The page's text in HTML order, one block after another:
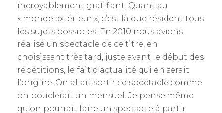
incroyablement gratifiant. Quant au
« monde extérieur », c’est là que résident tous
les sujets possibles. En 2010 nous avions
réalisé un spectacle de ce titre, en
choisissant très tard, juste avant le début des
répétitions, le fait d’actualité qui en serait
l’origine. On allait sortir ce spectacle comme
on bouclerait un mensuel. Je pense même
qu’on pourrait faire un spectacle à partir